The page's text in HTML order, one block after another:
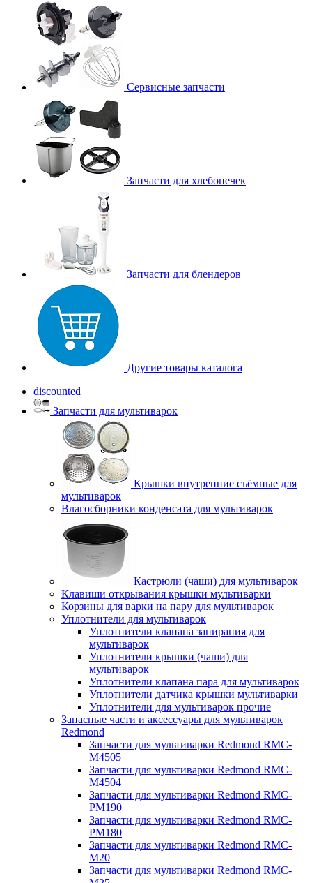
Сервисные запчасти
Запчасти для хлебопечек
Запчасти для блендеров
Другие товары каталога
discounted
Запчасти для мультиварок
Крышки внутренние съёмные для
мультиварок
Влагосборники конденсата для мультиварок
Кастрюли (чаши) для мультиварок
Клавиши открывания крышки мультиварки
Корзины для варки на пару для мультиварок
Уплотнители для мультиварок
Уплотнители клапана запирания для
мультиварок
Уплотнители крышки (чаши) для
мультиварок
Уплотнители клапана пара для мультиварок
Уплотнители датчика крышки мультиварки
Уплотнители для мультиварок прочие
Запасные части и аксессуары для мультиварок
Redmond
Запчасти для мультиварки Redmond RMC-
M4505
Запчасти для мультиварки Redmond RMC-
M4504
Запчасти для мультиварки Redmond RMC-
PM190
Запчасти для мультиварки Redmond RMC-
PM180
Запчасти для мультиварки Redmond RMC-
M20
Запчасти для мультиварки Redmond RMC-